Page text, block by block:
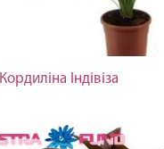
Кордиліна Індівіза